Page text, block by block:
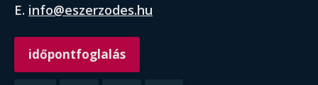
E. info@eszerzodes.hu
időpontfoglalás